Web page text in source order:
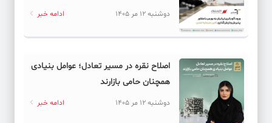
دوشنبه 12 مر 1405 ادامه خبر
اصلاح نقره در مسیر تعادل؛ عوامل بنیادی
همچنان حامی بازارند
دوشنبه 12 مر 1405 ادامه خبر